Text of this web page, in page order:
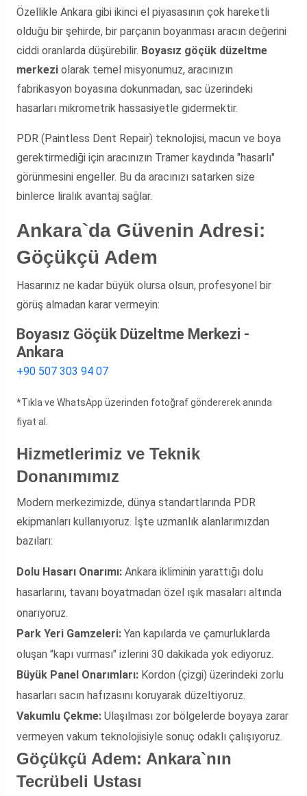
Özellikle Ankara gibi ikinci el piyasasının çok hareketli
olduğu bir şehirde, bir parçanın boyanması aracın değerini
ciddi oranlarda düşürebilir. Boyasız göçük düzeltme
merkezi olarak temel misyonumuz, aracınızın
fabrikasyon boyasına dokunmadan, sac üzerindeki
hasarları mikrometrik hassasiyetle gidermektir.
PDR (Paintless Dent Repair) teknolojisi, macun ve boya
gerektirmediği için aracınızın Tramer kaydında "hasarlı"
görünmesini engeller. Bu da aracınızı satarken size
binlerce liralık avantaj sağlar.
Ankara`da Güvenin Adresi:
Göçükçü Adem
Hasarınız ne kadar büyük olursa olsun, profesyonel bir
görüş almadan karar vermeyin:
Boyasız Göçük Düzeltme Merkezi -
Ankara
+90 507 303 94 07
*Tıkla ve WhatsApp üzerinden fotoğraf göndererek anında
fiyat al.
Hizmetlerimiz ve Teknik
Donanımımız
Modern merkezimizde, dünya standartlarında PDR
ekipmanları kullanıyoruz. İşte uzmanlık alanlarımızdan
bazıları:
Dolu Hasarı Onarımı: Ankara ikliminin yarattığı dolu
hasarlarını, tavanı boyatmadan özel ışık masaları altında
onarıyoruz.
Park Yeri Gamzeleri: Yan kapılarda ve çamurluklarda
oluşan "kapı vurması" izlerini 30 dakikada yok ediyoruz.
Büyük Panel Onarımları: Kordon (çizgi) üzerindeki zorlu
hasarları sacın hafızasını koruyarak düzeltiyoruz.
Vakumlu Çekme: Ulaşılması zor bölgelerde boyaya zarar
vermeyen vakum teknolojisiyle sonuç odaklı çalışıyoruz.
Göçükçü Adem: Ankara`nın
Tecrübeli Ustası